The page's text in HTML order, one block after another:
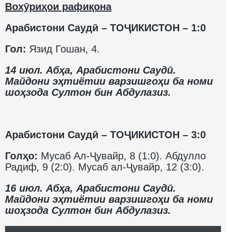
Вохӯриҳои рафиқона
Арабистони Саудӣ – ТОҶИКИСТОН – 1:0
Гол: Язид Гошан, 4.
14 июл. Абҳа, Арабистони Саудӣ.
Майдони эҳтиётии варзишгоҳи ба номи
шоҳзода Султон бин Абдулазиз.
Арабистони Саудӣ – ТОҶИКИСТОН – 3:0
Голҳо: Мусаб Ал-Ҷувайр, 8 (1:0). Абдулло
Радиф, 9 (2:0). Мусаб ал-Ҷувайр, 12 (3:0).
16 июл. Абҳа, Арабистони Саудӣ.
Майдони эҳтиётии варзишгоҳи ба номи
шоҳзода Султон бин Абдулазиз.